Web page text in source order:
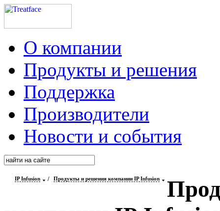
О компании
Продукты и решения
Поддержка
Производители
Новости и события
IP Infusion / Продукты и решения компании IP Infusion